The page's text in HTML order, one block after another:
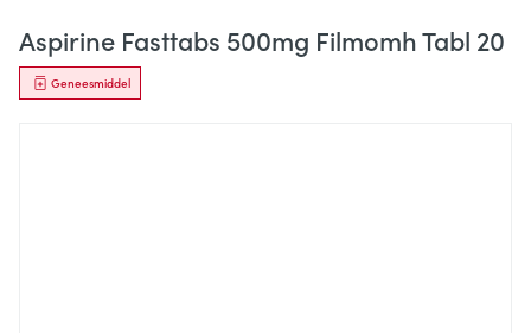
Aspirine Fasttabs 500mg Filmomh Tabl 20
Geneesmiddel